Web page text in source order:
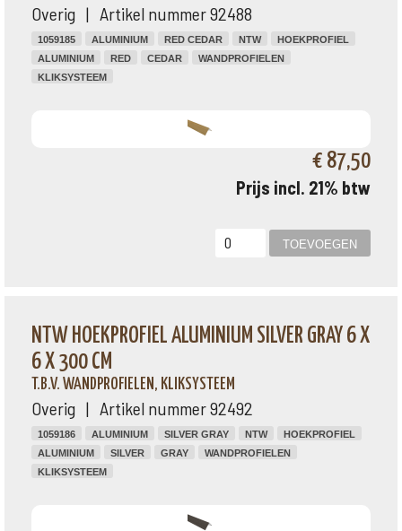
Overig | Artikel nummer 92488
1059185 ALUMINIUM RED CEDAR NTW
HOEKPROFIEL
ALUMINIUM
RED CEDAR
WANDPROFIELEN
KLIKSYSTEEM
€ 87,50
Prijs incl. 21% btw
NTW HOEKPROFIEL ALUMINIUM SILVER GRAY 6 X
6 X 300 CM
T.B.V. WANDPROFIELEN, KLIKSYSTEEM
Overig | Artikel nummer 92492
1059186 ALUMINIUM SILVER GRAY NTW
HOEKPROFIEL
ALUMINIUM
SILVER GRAY
WANDPROFIELEN
KLIKSYSTEEM